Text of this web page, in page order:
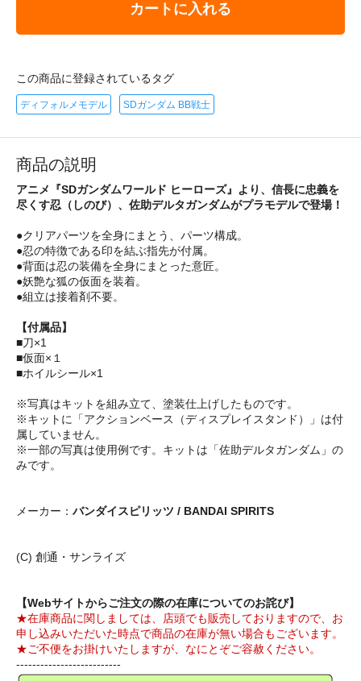
カートに入れる
この商品に登録されているタグ
ディフォルメモデル SDガンダム BB戦士
商品の説明
アニメ『SDガンダムワールド ヒーローズ』より、信長に忠義を
尽くす忍（しのび）、佐助デルタガンダムがプラモデルで登場！
●クリアパーツを全身にまとう、パーツ構成。
●忍の特徴である印を結ぶ指先が付属。
●背面は忍の装備を全身にまとった意匠。
●妖艶な狐の仮面を装着。
●組立は接着剤不要。
【付属品】
■刀×1
■仮面×１
■ホイルシール×1
※写真はキットを組み立て、塗装仕上げしたものです。
※キットに「アクションベース（ディスプレイスタンド）」は付
属していません。
※一部の写真は使用例です。キットは「佐助デルタガンダム」の
みです。
メーカー： バンダイスピリッツ / BANDAI SPIRITS
(C) 創通・サンライズ
【Webサイトからご注文の際の在庫についてのお詫び】
★在庫商品に関しましては、店頭でも販売しておりますので、お
申し込みいただいた時点で商品の在庫が無い場合もございます。
★ご不便をお掛けいたしますが、なにとぞご容赦ください。
--------------------------